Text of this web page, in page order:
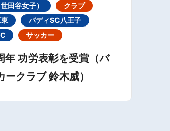
田谷女子）
クラブ
バディSC八王子
サッカー
年 功労表彰を受賞（バ
ークラブ 鈴木威）